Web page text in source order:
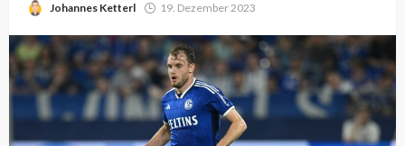
Johannes Ketterl 19. Dezember 2023